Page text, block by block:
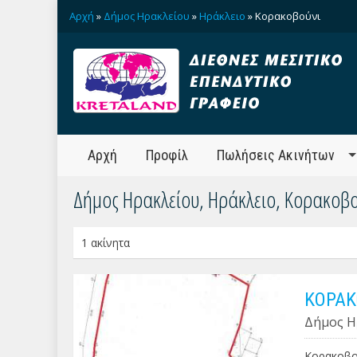
Αρχή » Δήμος Ηρακλείου »Ηράκλειο » Κορακοβούνι
Αρχή Προφίλ Πωλήσεις Ακινήτων
Δήμος Ηρακλείου, Ηράκλειο,
1 ακίνητα
Δήμος